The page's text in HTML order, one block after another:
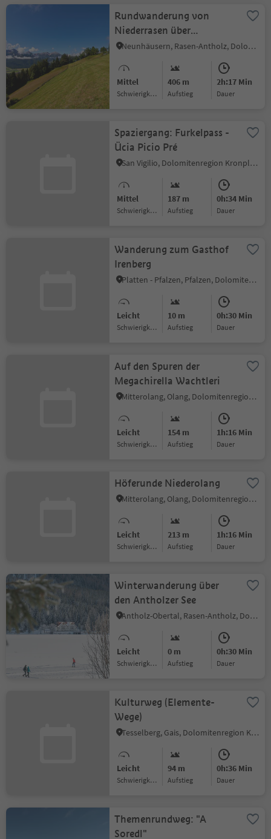
Rundwanderung von
Niederrasen über
Rauterhöfe nach
Neunhäusern, Rasen-Antholz, Dolomitenregion Kronplatz
Mittel
Schwierigkeitsgrad
406 m
Aufstieg
2h:17 Min
Dauer
Spaziergang: Furkelpass -
Ücia Picio Pré
San Vigilio, Dolomitenregion Kronplatz
Mittel
Schwierigkeitsgrad
187 m
Aufstieg
0h:34 Min
Dauer
Wanderung zum Gasthof
Irenberg
Platten - Pfalzen, Pfalzen, Dolomitenregion Kronplatz
Leicht
Schwierigkeitsgrad
10 m
Aufstieg
0h:30 Min
Dauer
Auf den Spuren der
Megachirella Wachtleri
Mitterolang, Olang, Dolomitenregion Kronplatz
Leicht
Schwierigkeitsgrad
154 m
Aufstieg
1h:16 Min
Dauer
Höferunde Niederolang
Mitterolang, Olang, Dolomitenregion Kronplatz
Leicht
Schwierigkeitsgrad
213 m
Aufstieg
1h:16 Min
Dauer
Winterwanderung über
den Antholzer See
Antholz-Obertal, Rasen-Antholz, Dolomitenregion Kronplatz
Leicht
Schwierigkeitsgrad
0 m
Aufstieg
0h:30 Min
Dauer
Kulturweg (Elemente-
Wege)
Tesselberg, Gais, Dolomitenregion Kronplatz
Leicht
Schwierigkeitsgrad
94 m
Aufstieg
0h:36 Min
Dauer
Themenrundweg: "A
Soredl"